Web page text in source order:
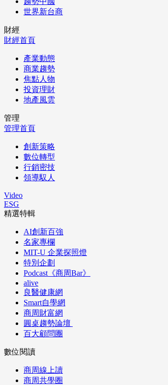
世界新台商
財經
財經首頁
產業動態
商業趨勢
焦點人物
投資理財
地產風雲
管理
管理首頁
創新策略
數位轉型
行銷密技
領導馭人
Video
ESG
精選特輯
AI創新百強
名家專欄
MIT-U 企業探照燈
特別企劃
Podcast《商周Bar》
alive
良醫健康網
Smart自學網
商周財富網
圓桌趨勢論壇
百大顧問團
數位閱讀
商周線上讀
商周共學圈